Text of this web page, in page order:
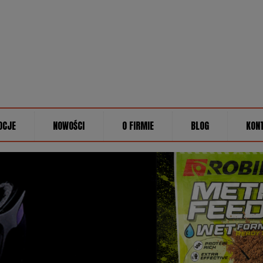
NOWOŚCI O FIRMIE BLOG